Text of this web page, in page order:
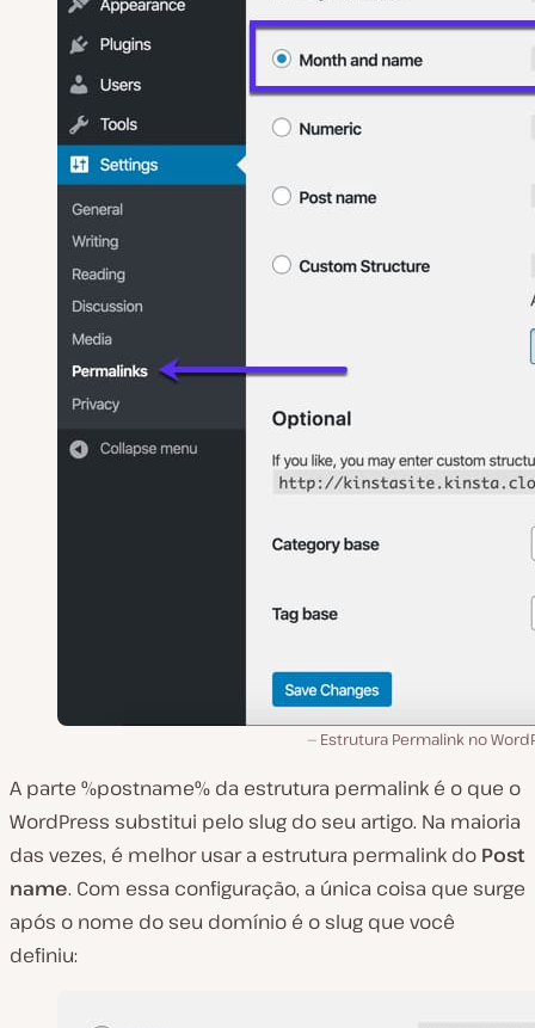
Estrutura Permalink no
A parte %postname% da estrutura permalink é o que o
WordPress substitui pelo slug do seu artigo. Na maioria
das vezes, é melhor usar a estrutura permalink do Post
name. Com essa configuração, a única coisa que surge
após o nome do seu domínio é o slug que você
definiu: